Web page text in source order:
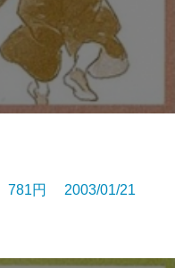
781円 2003/01/21